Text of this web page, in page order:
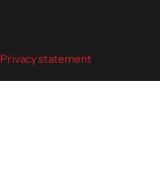
Privacy statement